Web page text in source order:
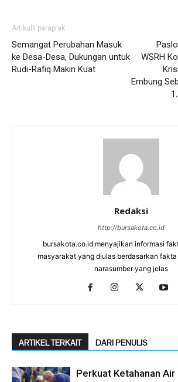
Artikulli paraprak
Semangat Perubahan Masuk
ke Desa-Desa, Dukungan untuk
Rudi-Rafiq Makin Kuat
WSRH
Embung
Redaksi
http://bursakota.co.id
bursakota.co.id menyajikan informasi
masyarakat yang diulas berdasarkan
narasumber yang jelas
ARTIKEL TERKAIT DARI PENULIS
Perkuat Ketahanan Air